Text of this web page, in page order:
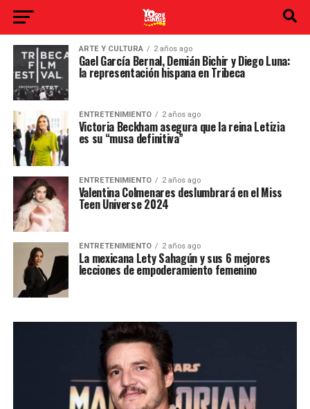
ARTE Y CULTURA 2 años ago
Gael García Bernal, Demián Bichir y Diego Luna:
la representación hispana en Tribeca
ENTRETENIMIENTO 2 años ago
Victoria Beckham asegura que la reina Letizia
es su “musa definitiva”
ENTRETENIMIENTO 2 años ago
Valentina Colmenares deslumbrará en el Miss
Teen Universe 2024
ENTRETENIMIENTO 2 años ago
La mexicana Lety Sahagún y sus 6 mejores
lecciones de empoderamiento femenino